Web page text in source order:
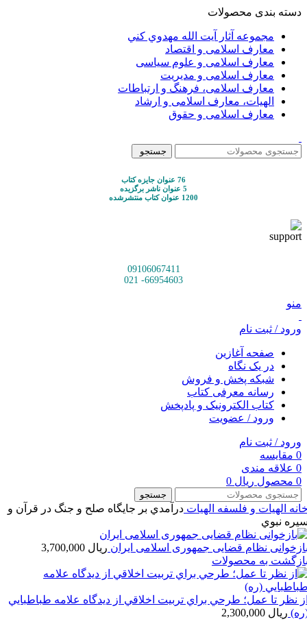
دسته بندی محصولات
مجموعه آثار آيت الله مهدوي كني
معارف اسلامی و اقتصاد
معارف اسلامی و علوم سیاسی
معارف اسلامی و مدیریت
معارف اسلامی، فرهنگ و ارتباطات
الهیات، معارف اسلامی و ارشاد
معارف اسلامی و حقوق
جستجو
76 عنوان جایزه کتاب
5 عنوان ناشر برگزیده
1200 عنوان کتاب منتشرشده
09106067411
66954603- 021
منو
ورود / ثبت نام
صفحه آغازین
در یک نگاه
شبکه پخش و فروش
رسانه معرفی کتاب
کتاب الکترونیک و پادپخش
ورود / عضویت
ورود / ثبت نام
0 مقایسه
0 علاقه مندی
0 محصول ریال
جستجو
الهیات و فلسفه الهيات درآمدي بر جايگاه صلح و جنگ در قرآن و
نبوي
نظام قضایی جمهوری اسلامی ایران ریال
به محصولات
نظر تا عمل؛ طرحي براي تربيت اخلاقي از ديدگاه علامه طباطبايي
ریال